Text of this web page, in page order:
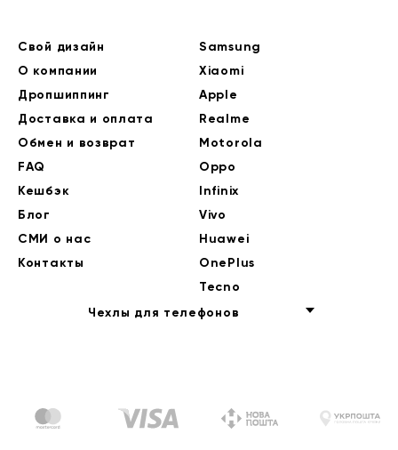
Свой дизайн
О компании
Дропшиппинг
Доставка и оплата
Обмен и возврат
FAQ
Кешбэк
Блог
СМИ о нас
Контакты
Samsung
Xiaomi
Apple
Realme
Motorola
Oppo
Infinix
Vivo
Huawei
OnePlus
Tecno
Чехлы для телефонов